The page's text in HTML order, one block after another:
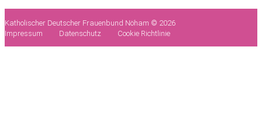
Katholischer Deutscher Frauenbund Nöham © 2026
Impressum
Datenschutz Cookie Richtlinie